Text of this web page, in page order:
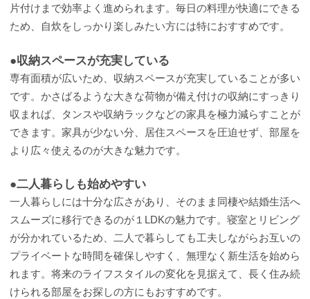
片付けまで効率よく進められます。毎日の料理が快適にできる
ため、自炊をしっかり楽しみたい方には特におすすめです。
●収納スペースが充実している
専有面積が広いため、収納スペースが充実していることが多い
です。かさばるような大きな荷物が備え付けの収納にすっきり
収まれば、タンスや収納ラックなどの家具を極力減らすことが
できます。家具が少ない分、居住スペースを圧迫せず、部屋を
より広々使えるのが大きな魅力です。
●二人暮らしも始めやすい
一人暮らしには十分な広さがあり、そのまま同棲や結婚生活へ
スムーズに移行できるのが１LDKの魅力です。寝室とリビング
が分かれているため、二人で暮らしても工夫しながらお互いの
プライベートな時間を確保しやすく、無理なく新生活を始めら
れます。将来のライフスタイルの変化を見据えて、長く住み続
けられる部屋をお探しの方にもおすすめです。